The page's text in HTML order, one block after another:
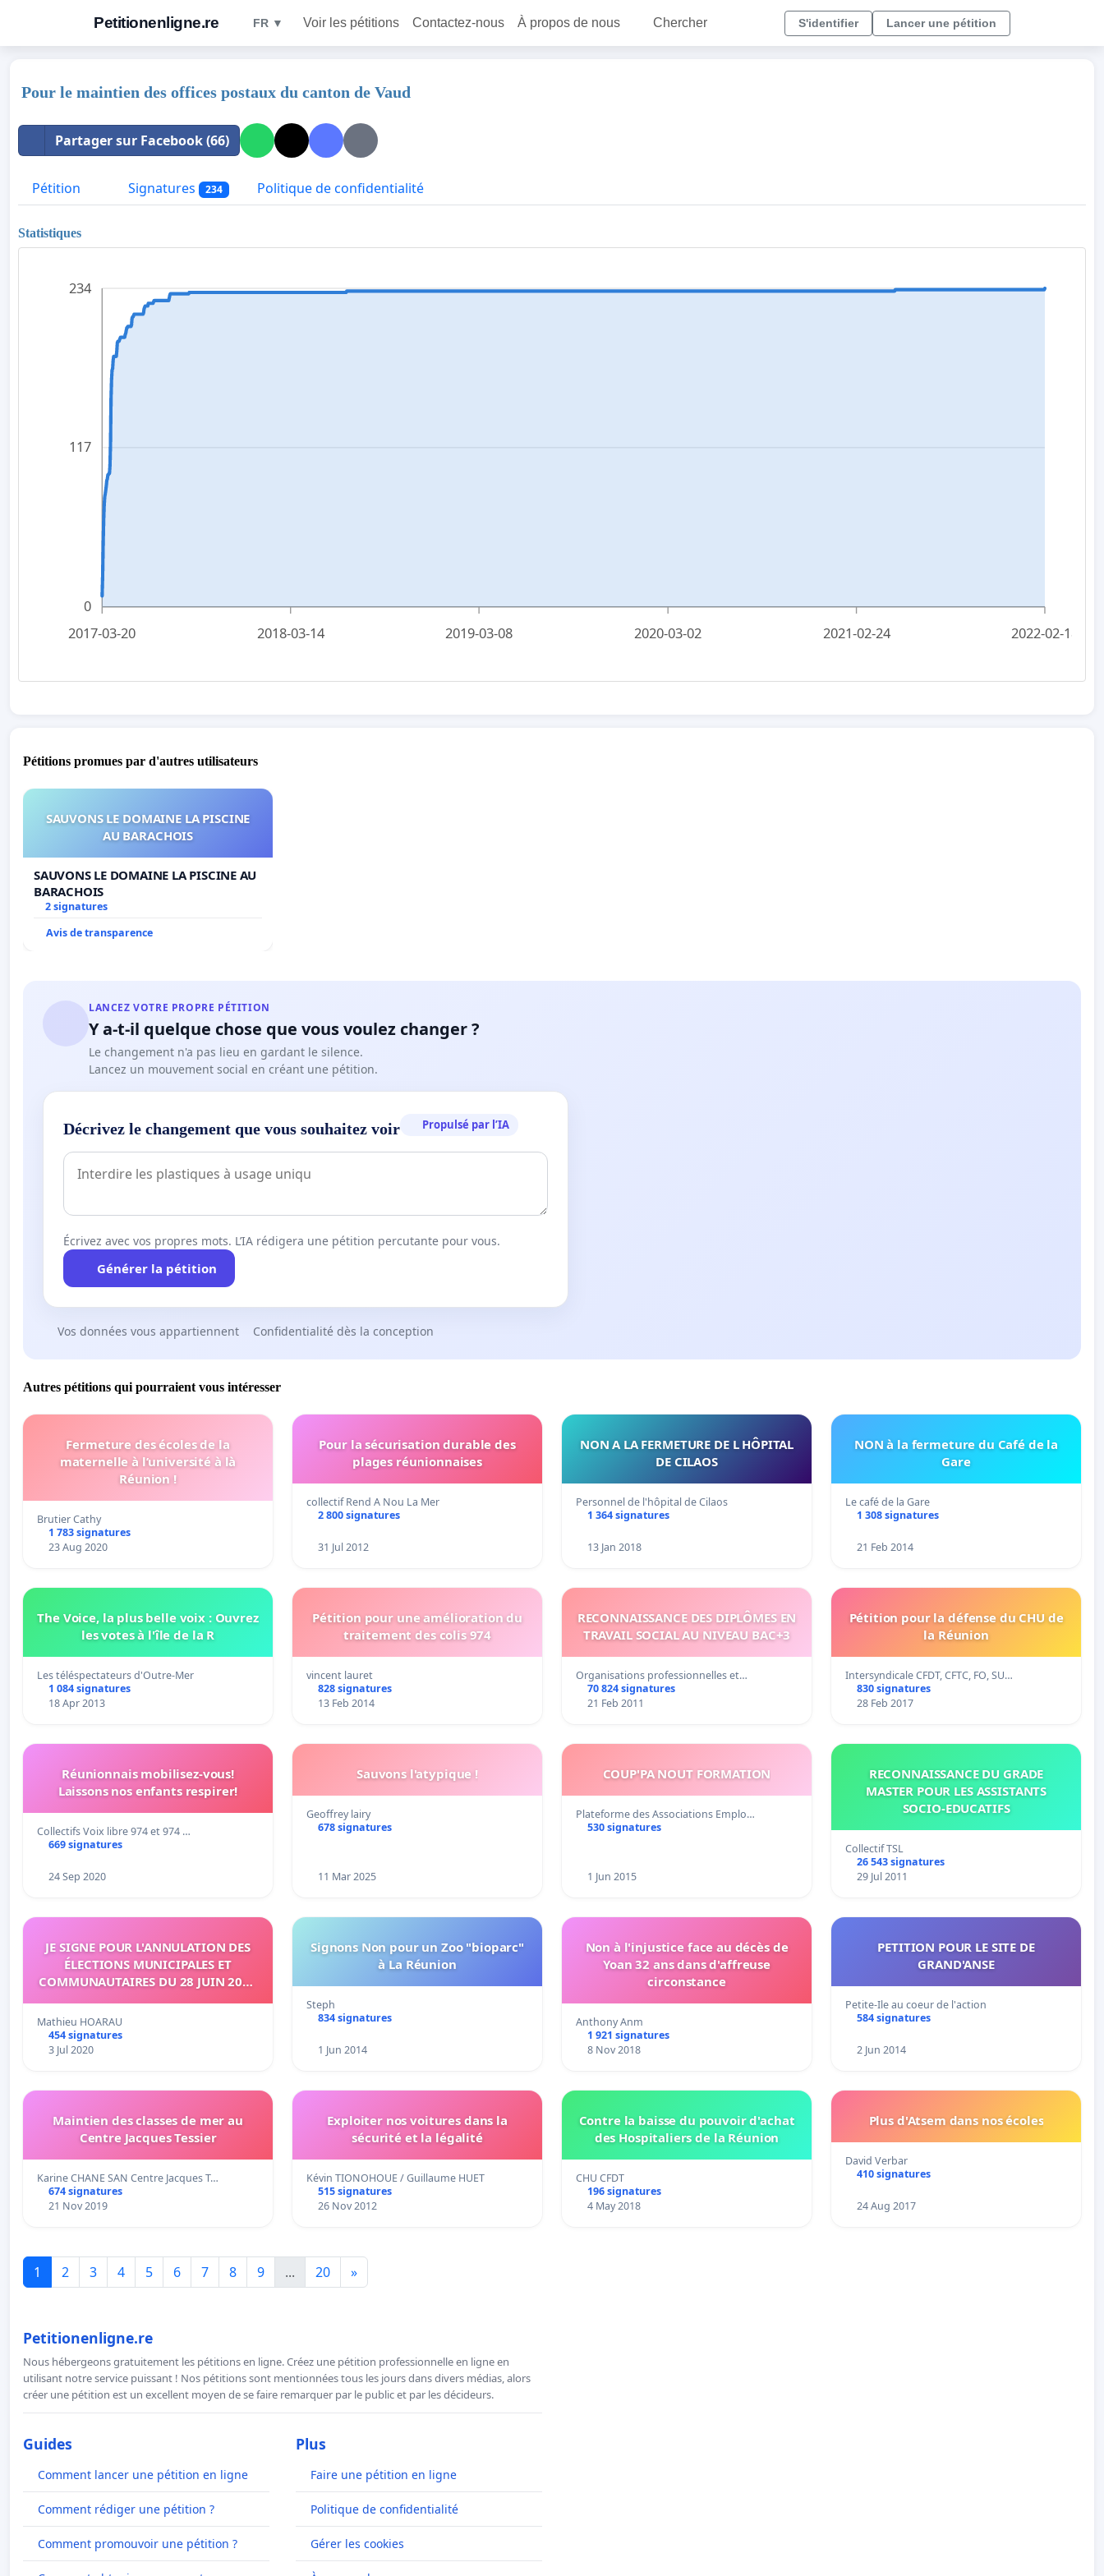
Petitionenligne.re FR ▼ Voir les pétitions Contactez-nous À propos de nous Chercher S'identifier Lancer une pétition
Pour le maintien des offices postaux du canton de Vaud
Partager sur Facebook (66)
Pétition Signatures 234 Politique de confidentialité
Statistiques
0
117
234
2017-03-20 2018-03-14 2019-03-08 2020-03-02 2021-02-24 2022-02-18
Pétitions promues par d'autres utilisateurs
SAUVONS LE DOMAINE LA PISCINE
AU BARACHOIS
SAUVONS LE DOMAINE LA PISCINE AU
BARACHOIS
2 signatures
Avis de transparence
LANCEZ VOTRE PROPRE PÉTITION
Y a-t-il quelque chose que vous voulez changer ?
Le changement n'a pas lieu en gardant le silence.
Lancez un mouvement social en créant une pétition.
Décrivez le changement que vous souhaitez voir Propulsé par l’IA
Écrivez avec vos propres mots. L’IA rédigera une pétition percutante pour vous.
Générer la pétition
Vos données vous appartiennent Confidentialité dès la conception
Autres pétitions qui pourraient vous intéresser
Fermeture des écoles de la
maternelle à l’université à là
Réunion !
Brutier Cathy
1 783 signatures
23 Aug 2020
Pour la sécurisation durable des
plages réunionnaises
collectif Rend A Nou La Mer
2 800 signatures
31 Jul 2012
NON A LA FERMETURE DE L HÔPITAL
DE CILAOS
Personnel de l'hôpital de Cilaos
1 364 signatures
13 Jan 2018
NON à la fermeture du Café de la
Gare
Le café de la Gare
1 308 signatures
21 Feb 2014
The Voice, la plus belle voix : Ouvrez
les votes à l'île de la R
Les téléspectateurs d'Outre-Mer
1 084 signatures
18 Apr 2013
Pétition pour une amélioration du
traitement des colis 974
vincent lauret
828 signatures
13 Feb 2014
RECONNAISSANCE DES DIPLÔMES EN
TRAVAIL SOCIAL AU NIVEAU BAC+3
Organisations professionnelles et…
70 824 signatures
21 Feb 2011
Pétition pour la défense du CHU de
la Réunion
Intersyndicale CFDT, CFTC, FO, SU…
830 signatures
28 Feb 2017
Réunionnais mobilisez-vous!
Laissons nos enfants respirer!
Collectifs Voix libre 974 et 974 …
669 signatures
24 Sep 2020
Sauvons l'atypique !
Geoffrey lairy
678 signatures
11 Mar 2025
COUP'PA NOUT FORMATION
Plateforme des Associations Emplo…
530 signatures
1 Jun 2015
RECONNAISSANCE DU GRADE
MASTER POUR LES ASSISTANTS
SOCIO-EDUCATIFS
Collectif TSL
26 543 signatures
29 Jul 2011
JE SIGNE POUR L'ANNULATION DES
ÉLECTIONS MUNICIPALES ET
COMMUNAUTAIRES DU 28 JUIN 2020
Mathieu HOARAU
454 signatures
3 Jul 2020
Signons Non pour un Zoo "bioparc"
à La Réunion
Steph
834 signatures
1 Jun 2014
Non à l'injustice face au décès de
Yoan 32 ans dans d'affreuse
circonstance
Anthony Anm
1 921 signatures
8 Nov 2018
PETITION POUR LE SITE DE
GRAND'ANSE
Petite-Ile au coeur de l'action
584 signatures
2 Jun 2014
Maintien des classes de mer au
Centre Jacques Tessier
Karine CHANE SAN Centre Jacques T…
674 signatures
21 Nov 2019
Exploiter nos voitures dans la
sécurité et la légalité
Kévin TIONOHOUE / Guillaume HUET
515 signatures
26 Nov 2012
Contre la baisse du pouvoir d'achat
des Hospitaliers de la Réunion
CHU CFDT
196 signatures
4 May 2018
Plus d'Atsem dans nos écoles
David Verbar
410 signatures
24 Aug 2017
1 2 3 4 5 6 7 8 9 ... 20 »
Petitionenligne.re
Nous hébergeons gratuitement les pétitions en ligne. Créez une pétition professionnelle en ligne en
utilisant notre service puissant ! Nos pétitions sont mentionnées tous les jours dans divers médias, alors
créer une pétition est un excellent moyen de se faire remarquer par le public et par les décideurs.
Guides
Comment lancer une pétition en ligne
Comment rédiger une pétition ?
Comment promouvoir une pétition ?
Plus
Faire une pétition en ligne
Politique de confidentialité
Gérer les cookies